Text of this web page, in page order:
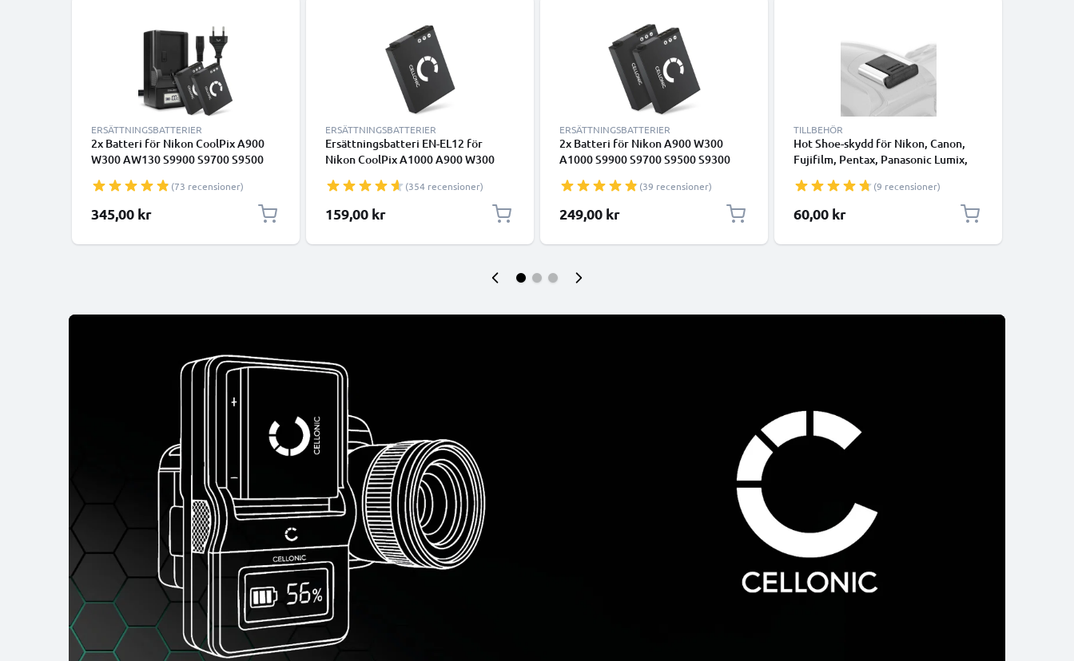
ERSÄTTNINGSBATTERIER
2x Batteri för Nikon CoolPix A900
W300 AW130 S9900 S9700 S9500
AW110s EN-EL12 1100mAh +
Laddare från CELLONIC
(73 recensioner)
345,00 kr
ERSÄTTNINGSBATTERIER
Ersättningsbatteri EN-EL12 för
Nikon CoolPix A1000 A900 W300
S8200 S6300 S6200 S31 AW130
AW120 - kamerabatteri med hög
kapacitet 1100mAh och lång
(354 recensioner)
159,00 kr
ERSÄTTNINGSBATTERIER
2x Batteri för Nikon A900 W300
A1000 S9900 S9700 S9500 S9300
AW130 EN-EL12 1100mAh från
CELLONIC
(39 recensioner)
249,00 kr
TILLBEHÖR
Hot Shoe-skydd för Nikon, Canon,
Fujifilm, Pentax, Panasonic Lumix,
(9 recensioner)
60,00 kr